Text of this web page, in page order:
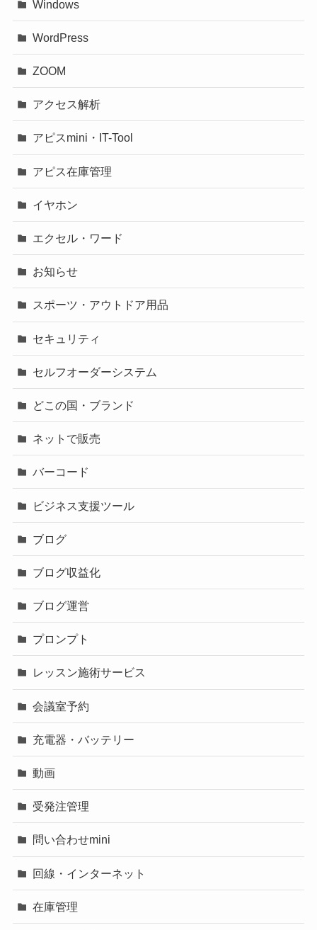
Windows
WordPress
ZOOM
アクセス解析
アピスmini・IT-Tool
アピス在庫管理
イヤホン
エクセル・ワード
お知らせ
スポーツ・アウトドア用品
セキュリティ
セルフオーダーシステム
どこの国・ブランド
ネットで販売
バーコード
ビジネス支援ツール
ブログ
ブログ収益化
ブログ運営
プロンプト
レッスン施術サービス
会議室予約
充電器・バッテリー
動画
受発注管理
問い合わせmini
回線・インターネット
在庫管理